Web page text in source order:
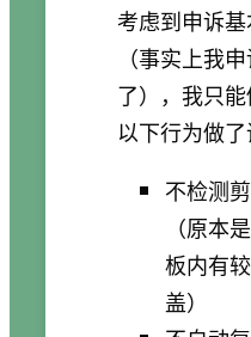
考虑到申诉
（事实上我
了），我只
以下行为做了
不检测
（原本
板内有
盖）